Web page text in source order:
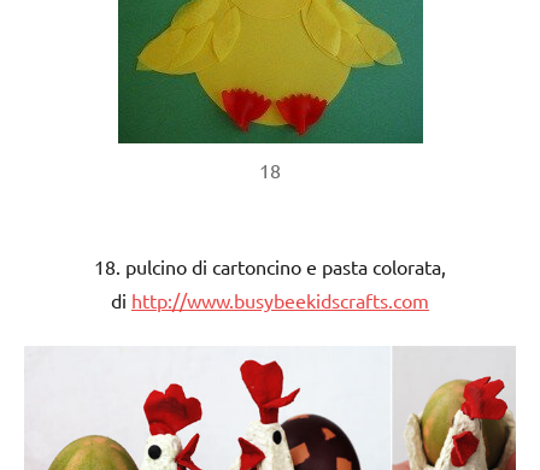
18
18. pulcino di cartoncino e pasta colorata,
di http://www.busybeekidscrafts.com